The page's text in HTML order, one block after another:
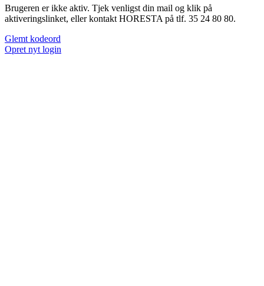
Brugeren er ikke aktiv. Tjek venligst din mail og klik på
aktiveringslinket, eller kontakt HORESTA på tlf. 35 24 80 80.
Glemt kodeord
Opret nyt login